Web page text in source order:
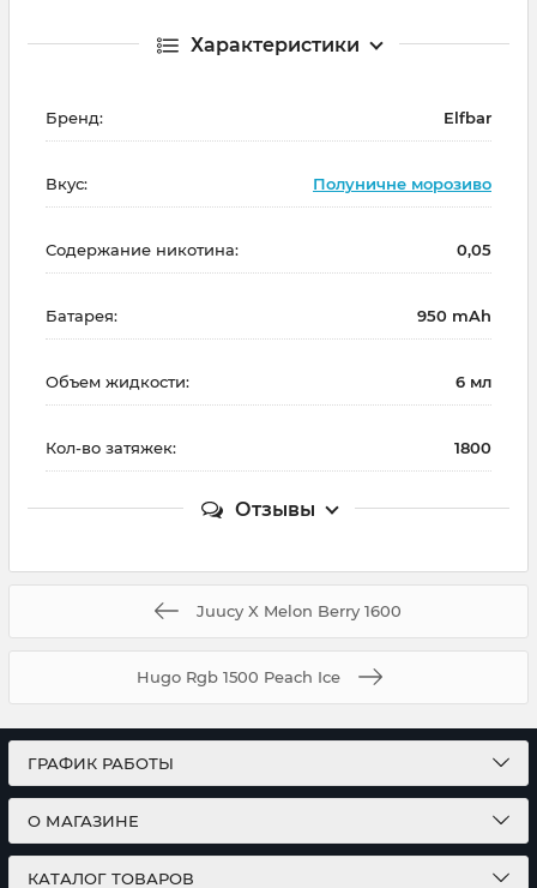
Характеристики
Бренд: Elfbar
Вкус: Полуничне морозиво
Содержание никотина: 0,05
Батарея: 950 mAh
Объем жидкости: 6 мл
Кол-во затяжек: 1800
Отзывы
Juucy X Melon Berry 1600
Hugo Rgb 1500 Peach Ice
ГРАФИК РАБОТЫ
О МАГАЗИНЕ
КАТАЛОГ ТОВАРОВ